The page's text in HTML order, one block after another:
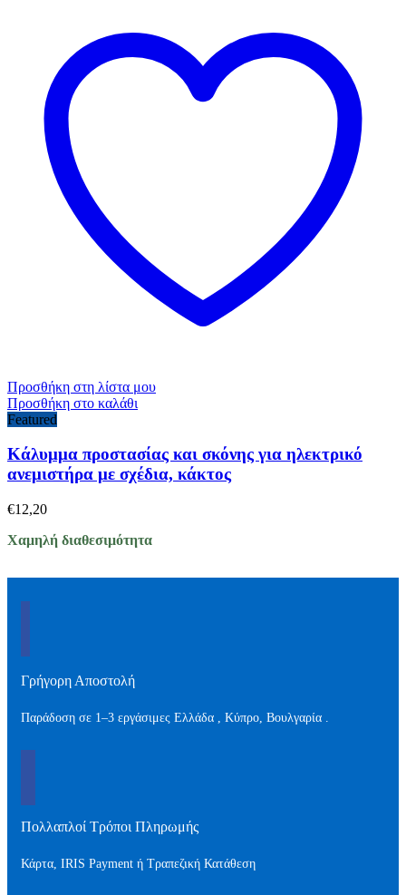
Προσθήκη στη λίστα μου
Προσθήκη στο καλάθι
Featured
Κάλυμμα προστασίας και σκόνης για ηλεκτρικό
ανεμιστήρα με σχέδια, κάκτος
€12,20
Χαμηλή διαθεσιμότητα
Γρήγορη Αποστολή
Παράδοση σε 1–3 εργάσιμες Ελλάδα , Kύπρο, Βουλγαρία .
Πολλαπλοί Τρόποι Πληρωμής
Κάρτα, IRIS Payment ή Τραπεζική Κατάθεση